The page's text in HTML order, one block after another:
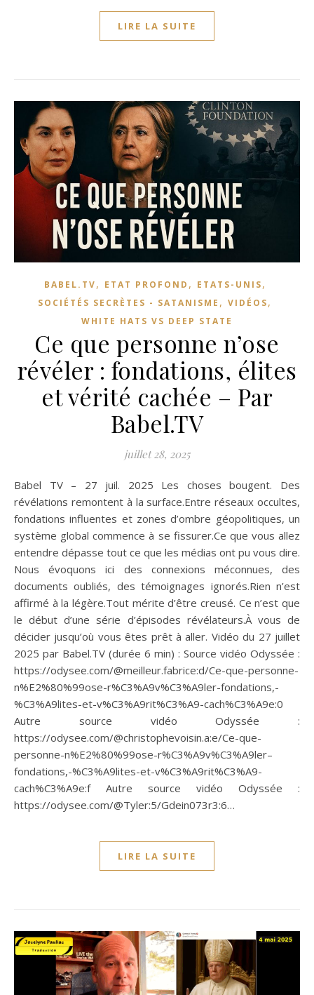
LIRE LA SUITE
BABEL.TV, ETAT PROFOND , ETATS-UNIS,
SOCIÉTÉS SECRÈTES - SATANISME , VIDÉOS,
WHITE HATS VS DEEP STATE
Ce que personne n’ose
révéler : fondations, élites
et vérité cachée – Par
Babel.TV
juillet 28, 2025
Babel TV – 27 juil. 2025 Les choses bougent. Des
révélations remontent à la surface.Entre réseaux occultes,
fondations influentes et zones d’ombre géopolitiques, un
système global commence à se fissurer.Ce que vous allez
entendre dépasse tout ce que les médias ont pu vous dire.
Nous évoquons ici des connexions méconnues, des
documents oubliés, des témoignages ignorés.Rien n’est
affirmé à la légère.Tout mérite d’être creusé. Ce n’est que
le début d’une série d’épisodes révélateurs.À vous de
décider jusqu’où vous êtes prêt à aller. Vidéo du 27 juillet
2025 par Babel.TV (durée 6 min) : Source vidéo Odyssée :
https://odysee.com/@meilleur.fabrice:d/Ce-que-personne-
n%E2%80%99ose-r%C3%A9v%C3%A9ler-fondations,-
%C3%A9lites-et-v%C3%A9rit%C3%A9-cach%C3%A9e:0
Autre source vidéo Odyssée :
https://odysee.com/@christophevoisin.a:e/Ce-que-
personne-n%E2%80%99ose-r%C3%A9v%C3%A9ler–
fondations,-%C3%A9lites-et-v%C3%A9rit%C3%A9-
cach%C3%A9e:f Autre source vidéo Odyssée :
https://odysee.com/@Tyler:5/Gdein073r3:6…
LIRE LA SUITE